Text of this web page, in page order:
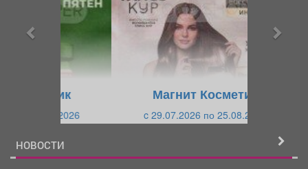
Магнит Косметик
c 29.07.2026 по 25.08.2026
НОВОСТИ